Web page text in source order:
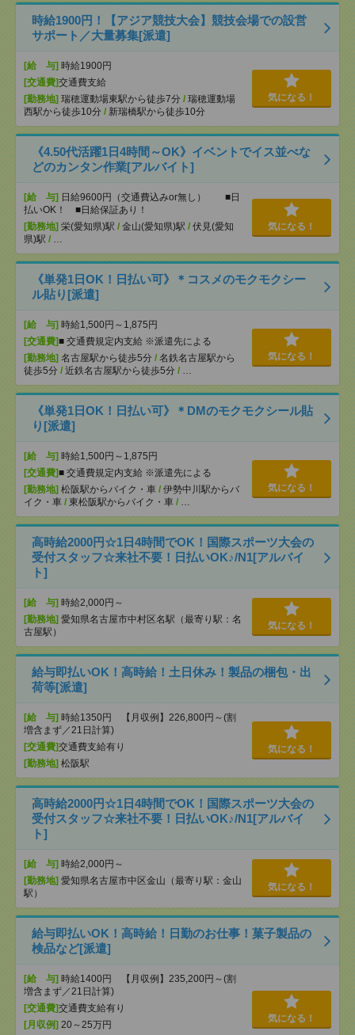
時給1900円！【アジア競技大会】競技会場での設営
サポート／大量募集[派遣]
[給 与] 時給1900円
[交通費]交通費支給
[勤務地] 瑞穂運動場東駅から徒歩7分 / 瑞穂運動場
西駅から徒歩10分 / 新瑞橋駅から徒歩10分
気になる！
《4.50代活躍1日4時間～OK》イベントでイス並べな
どのカンタン作業[アルバイト]
[給 与] 日給9600円（交通費込みor無し） ■日
払いOK！ ■日給保証あり！
[勤務地] 栄(愛知県)駅 / 金山(愛知県)駅 / 伏見(愛知
県)駅 / …
気になる！
《単発1日OK！日払い可》＊コスメのモクモクシー
ル貼り[派遣]
[給 与] 時給1,500円～1,875円
[交通費]■ 交通費規定内支給 ※派遣先による
[勤務地] 名古屋駅から徒歩5分 / 名鉄名古屋駅から
徒歩5分 / 近鉄名古屋駅から徒歩5分 / …
気になる！
《単発1日OK！日払い可》＊DMのモクモクシール貼
り[派遣]
[給 与] 時給1,500円～1,875円
[交通費]■ 交通費規定内支給 ※派遣先による
[勤務地] 松阪駅からバイク・車 / 伊勢中川駅からバ
イク・車 / 東松阪駅からバイク・車 / …
気になる！
高時給2000円☆1日4時間でOK！国際スポーツ大会の
受付スタッフ☆来社不要！日払いOK♪/N1[アルバイ
ト]
[給 与] 時給2,000円～
[勤務地] 愛知県名古屋市中村区名駅（最寄り駅：名
古屋駅）
気になる！
給与即払いOK！高時給！土日休み！製品の梱包・出
荷等[派遣]
[給 与] 時給1350円 【月収例】226,800円～(割
増含まず／21日計算)
[交通費]交通費支給有り
[勤務地] 松阪駅
気になる！
高時給2000円☆1日4時間でOK！国際スポーツ大会の
受付スタッフ☆来社不要！日払いOK♪/N1[アルバイ
ト]
[給 与] 時給2,000円～
[勤務地] 愛知県名古屋市中区金山（最寄り駅：金山
駅）
気になる！
給与即払いOK！高時給！日勤のお仕事！菓子製品の
検品など[派遣]
[給 与] 時給1400円 【月収例】235,200円～(割
増含まず／21日計算)
[交通費]交通費支給有り
[月収例] 20～25万円
気になる！